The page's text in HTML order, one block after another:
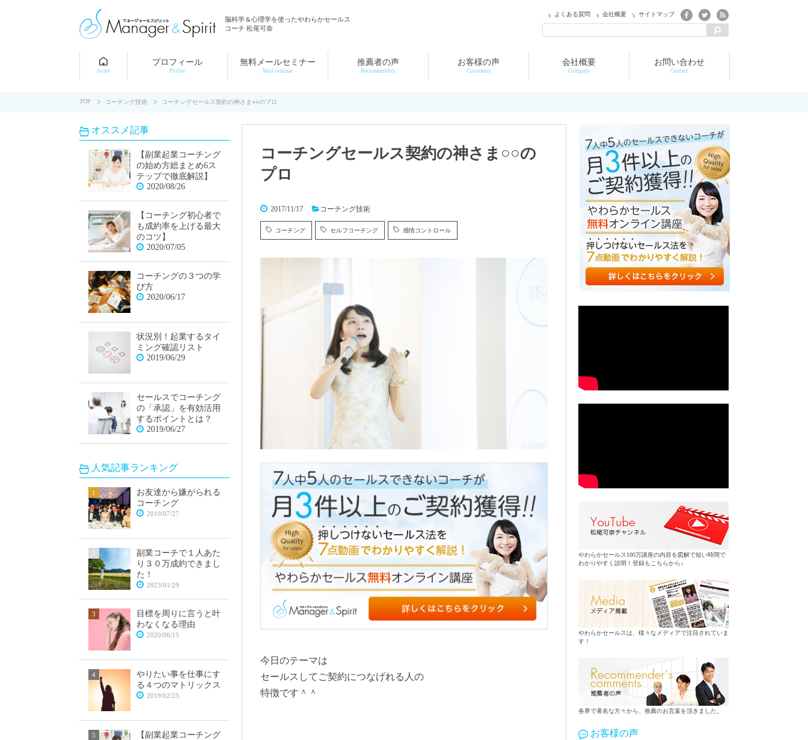
脳科学＆心理学を使ったやわらかセールス
コーチ 松尾可奈
よくある質問 会社概要 サイトマップ
home
プロフィール
Profile
無料メールセミナー
Mail seminar
推薦者の声
Recommenders
お客様の声
Customers
会社概要
Company
お問い合わせ
Contact
TOP コーチング技術 コーチングセールス契約の神さま○○のプロ
コーチングセールス契約の神さま○○の
プロ
2017/11/17 コーチング技術
コーチング セルフコーチング 感情コントロール
今日のテーマは
セールスしてご契約につなげれる人の
特徴です＾＾
オススメ記事
【副業起業コーチング
の始め方総まとめ6ス
テップで徹底解説】
2020/08/26
【コーチング初心者で
も成約率を上げる最大
のコツ】
2020/07/05
コーチングの３つの学
び方
2020/06/17
状況別！起業するタイ
ミング確認リスト
2019/06/29
セールスでコーチング
の「承認」を有効活用
するポイントとは？
2019/06/27
人気記事ランキング
お友達から嫌がられる
コーチング
2019/07/27
副業コーチで１人あた
り３０万成約できまし
た！
2023/01/29
目標を周りに言うと叶
わなくなる理由
2020/06/15
やりたい事を仕事にす
る４つのマトリックス
2019/02/25
【副業起業コーチング
やわらかセールス100万講座の内容を図解で短い時間で
わかりやすく説明！登録もこちらから♪
やわらかセールスは、様々なメディアで注目されていま
す！
各界で著名な方々から、推薦のお言葉を頂きました。
お客様の声